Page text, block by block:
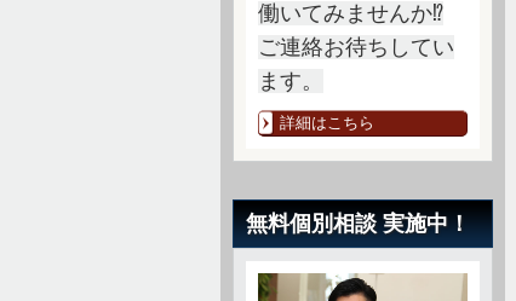
働いてみませんか⁉
ご連絡お待ちしてい
ます。
詳細はこちら
無料個別相談 実施中！